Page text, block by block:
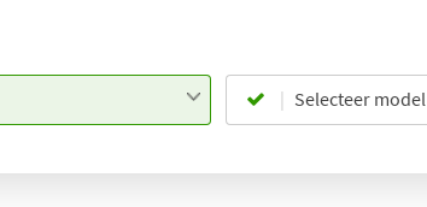
Selecteer model